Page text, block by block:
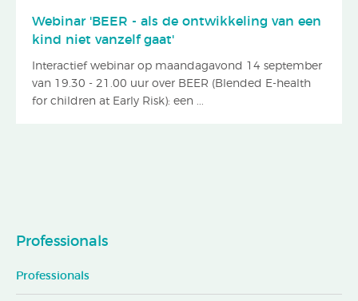
Webinar 'BEER - als de ontwikkeling van een
kind niet vanzelf gaat'
Interactief webinar op maandagavond 14 september
van 19.30 - 21.00 uur over BEER (Blended E-health
for children at Early Risk): een ...
Professionals
Professionals